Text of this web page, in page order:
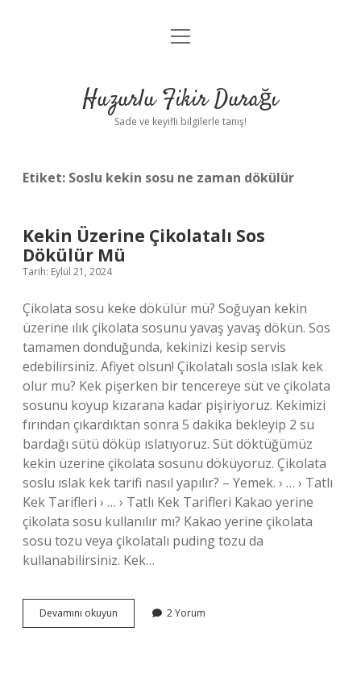
Anasayfa
Yasal Uyarı
menüyü
Huzurlu Fikir Durağı
Sade ve keyifli bilgilerle tanış!
Etiket: Soslu kekin sosu ne zaman dökülür
Kekin Üzerine Çikolatalı Sos
Dökülür Mü
Tarih: Eylül 21, 2024
Çikolata sosu keke dökülür mü? Soğuyan kekin
üzerine ılık çikolata sosunu yavaş yavaş dökün. Sos
tamamen donduğunda, kekinizi kesip servis
edebilirsiniz. Afiyet olsun! Çikolatalı sosla ıslak kek
olur mu? Kek pişerken bir tencereye süt ve çikolata
sosunu koyup kızarana kadar pişiriyoruz. Kekimizi
fırından çıkardıktan sonra 5 dakika bekleyip 2 su
bardağı sütü döküp ıslatıyoruz. Süt döktüğümüz
kekin üzerine çikolata sosunu döküyoruz. Çikolata
soslu ıslak kek tarifi nasıl yapılır? – Yemek. › … › Tatlı
Kek Tarifleri › … › Tatlı Kek Tarifleri Kakao yerine
çikolata sosu kullanılır mı? Kakao yerine çikolata
sosu tozu veya çikolatalı puding tozu da
kullanabilirsiniz. Kek…
Devamını okuyun
Üzerine
2 Yorum